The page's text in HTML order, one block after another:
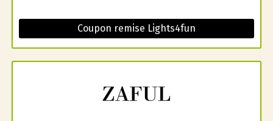
Coupon remise Lights4fun